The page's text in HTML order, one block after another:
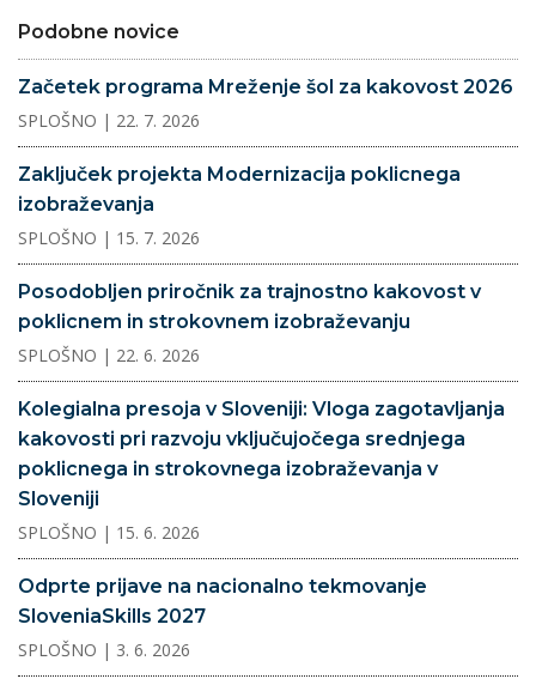
Podobne novice
Začetek programa Mreženje šol za kakovost 2026
SPLOŠNO | 22. 7. 2026
Zaključek projekta Modernizacija poklicnega
izobraževanja
SPLOŠNO | 15. 7. 2026
Posodobljen priročnik za trajnostno kakovost v
poklicnem in strokovnem izobraževanju
SPLOŠNO | 22. 6. 2026
Kolegialna presoja v Sloveniji: Vloga zagotavljanja
kakovosti pri razvoju vključujočega srednjega
poklicnega in strokovnega izobraževanja v
Sloveniji
SPLOŠNO | 15. 6. 2026
Odprte prijave na nacionalno tekmovanje
SloveniaSkills 2027
SPLOŠNO | 3. 6. 2026